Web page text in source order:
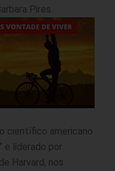
Pires.
científico americano
e liderado por
Harvard, nos